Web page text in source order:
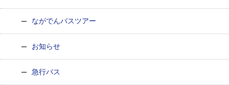
ながでんバスツアー
お知らせ
急行バス